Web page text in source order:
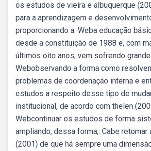
os estudos de vieira e albuquerque
para a aprendizagem e
proporcionando a. Weba educação
desde a constituição de 1988 e, com
últimos oito anos, vem sofrendo
Webobservando a forma como
problemas de coordenação interna e
estudos a respeito desse tipo de
institucional, de acordo com thelen
Webcontinuar os estudos de forma
ampliando, dessa forma,. Cabe retomar
(2001) de que há sempre uma